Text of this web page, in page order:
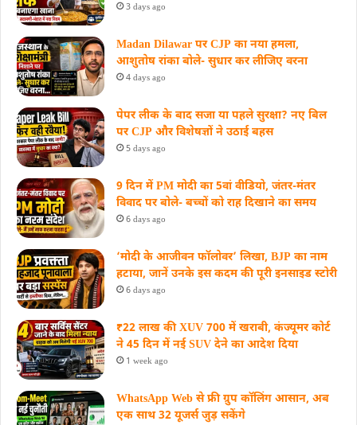
3 days ago
Madan Dilawar पर CJP का नया हमला,
आशुतोष रांका बोले- सुधार कर लीजिए वरना
4 days ago
पेपर लीक के बाद सजा या पहले सुरक्षा? नए बिल
पर CJP और विशेषज्ञों ने उठाई बहस
5 days ago
9 दिन में PM मोदी का 5वां वीडियो, जंतर-मंतर
विवाद पर बोले- बच्चों को राह दिखाने का समय
6 days ago
‘मोदी के आजीवन फॉलोवर’ लिखा, BJP का नाम
हटाया, जानें उनके इस कदम की पूरी इनसाइड स्‍टोरी
6 days ago
₹22 लाख की XUV 700 में खराबी, कंज्यूमर कोर्ट
ने 45 दिन में नई SUV देने का आदेश दिया
1 week ago
WhatsApp Web से फ्री ग्रुप कॉलिंग आसान, अब
एक साथ 32 यूजर्स जुड़ सकेंगे